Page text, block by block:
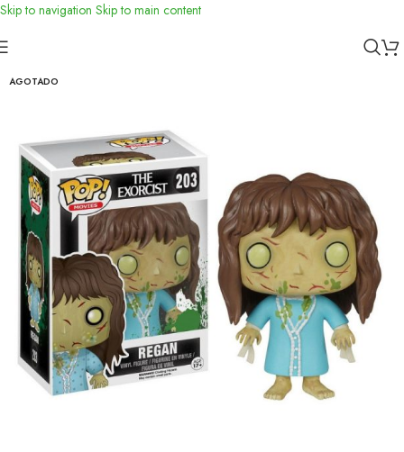
Skip to navigation Skip to main content
Inicio
AGOTADO